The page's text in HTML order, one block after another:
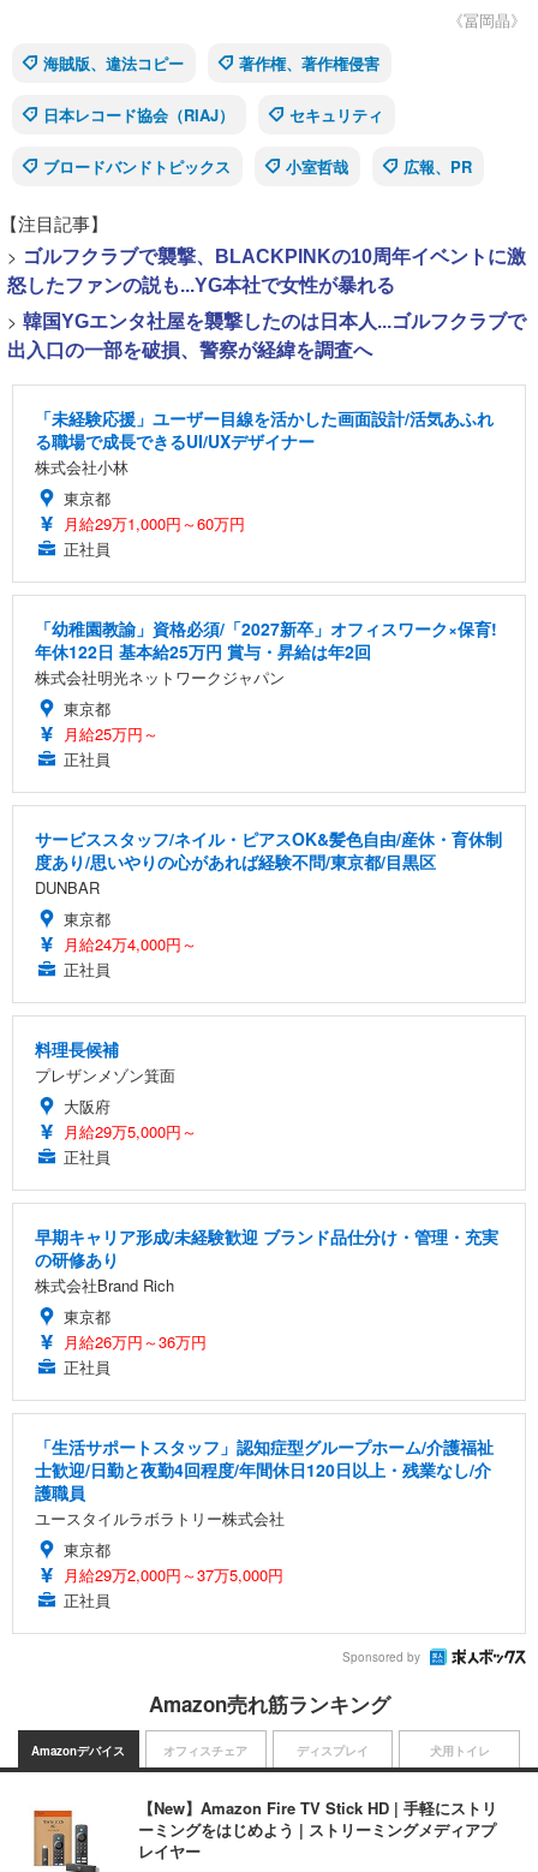
《冨岡晶》
海賊版、違法コピー
著作権、著作権侵害
日本レコード協会（RIAJ） セキュリティ
ブロードバンドトピックス 小室哲哉 広報、PR
【注目記事】
> ゴルフクラブで襲撃、BLACKPINKの10周年イベントに激
怒したファンの説も...YG本社で女性が暴れる
> 韓国YGエンタ社屋を襲撃したのは日本人...ゴルフクラブで
出入口の一部を破損、警察が経緯を調査へ
「未経験応援」ユーザー目線を活かした画面設計/活気あふれ
る職場で成長できるUI/UXデザイナー
株式会社小林
東京都
月給29万1,000円～60万円
正社員
「幼稚園教諭」資格必須/「2027新卒」オフィスワーク×保育!
年休122日 基本給25万円 賞与・昇給は年2回
株式会社明光ネットワークジャパン
東京都
月給25万円～
正社員
サービススタッフ/ネイル・ピアスOK&髪色自由/産休・育休制
度あり/思いやりの心があれば経験不問/東京都/目黒区
DUNBAR
東京都
月給24万4,000円～
正社員
料理長候補
プレザンメゾン箕面
大阪府
月給29万5,000円～
正社員
早期キャリア形成/未経験歓迎 ブランド品仕分け・管理・充実
の研修あり
株式会社Brand Rich
東京都
月給26万円～36万円
正社員
「生活サポートスタッフ」認知症型グループホーム/介護福祉
士歓迎/日勤と夜勤4回程度/年間休日120日以上・残業なし/介
護職員
ユースタイルラボラトリー株式会社
東京都
月給29万2,000円～37万5,000円
正社員
Sponsored by
Amazon売れ筋ランキング
Amazonデバイス
【New】Amazon Fire TV Stick HD | 手軽にストリ
ーミングをはじめよう | ストリーミングメディアプ
レイヤー
オフィスチェア ディスプレイ 犬用トイレ